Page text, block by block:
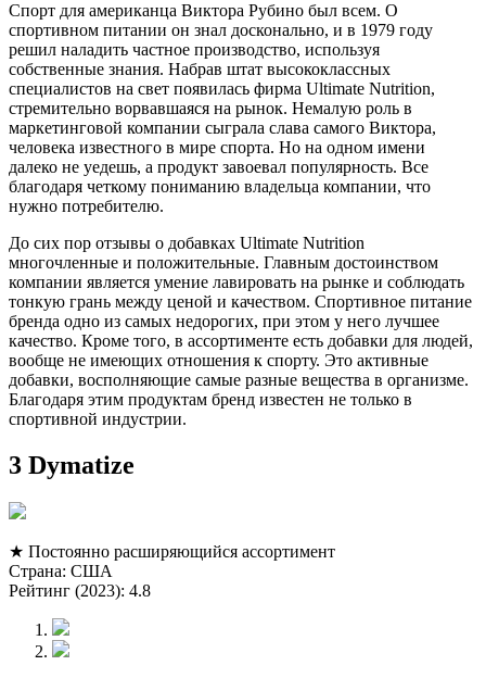
Спорт для американца Виктора Рубино был всем. О
спортивном питании он знал досконально, и в 1979 году
решил наладить частное производство, используя
собственные знания. Набрав штат высококлассных
специалистов на свет появилась фирма Ultimate Nutrition,
стремительно ворвавшаяся на рынок. Немалую роль в
маркетинговой компании сыграла слава самого Виктора,
человека известного в мире спорта. Но на одном имени
далеко не уедешь, а продукт завоевал популярность. Все
благодаря четкому пониманию владельца компании, что
нужно потребителю.
До сих пор отзывы о добавках Ultimate Nutrition
многочленные и положительные. Главным достоинством
компании является умение лавировать на рынке и соблюдать
тонкую грань между ценой и качеством. Спортивное питание
бренда одно из самых недорогих, при этом у него лучшее
качество. Кроме того, в ассортименте есть добавки для людей,
вообще не имеющих отношения к спорту. Это активные
добавки, восполняющие самые разные вещества в организме.
Благодаря этим продуктам бренд известен не только в
спортивной индустрии.
3 Dymatize
★ Постоянно расширяющийся ассортимент
Страна: США
Рейтинг (2023): 4.8